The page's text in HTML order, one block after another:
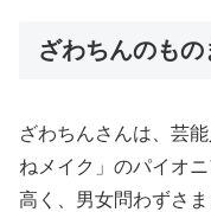
ざわちんのも
ざわちんさんは、芸
ねメイク」のパイオ
高く、男女問わずさ